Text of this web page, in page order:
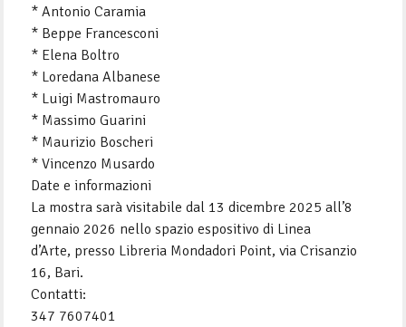
* Antonio Caramia
* Beppe Francesconi
* Elena Boltro
* Loredana Albanese
* Luigi Mastromauro
* Massimo Guarini
* Maurizio Boscheri
* Vincenzo Musardo
Date e informazioni
La mostra sarà visitabile dal 13 dicembre 2025 all’8
gennaio 2026 nello spazio espositivo di Linea
d’Arte, presso Libreria Mondadori Point, via Crisanzio
16, Bari.
Contatti:
347 7607401